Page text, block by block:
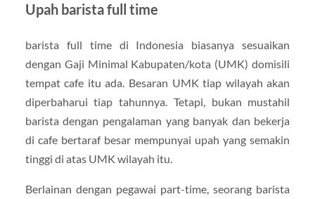
Upah barista full time
barista full time di Indonesia biasanya sesuaikan
dengan Gaji Minimal Kabupaten/kota (UMK) domisili
tempat cafe itu ada. Besaran UMK tiap wilayah akan
diperbaharui tiap tahunnya. Tetapi, bukan mustahil
barista dengan pengalaman yang banyak dan bekerja
di cafe bertaraf besar mempunyai upah yang semakin
tinggi di atas UMK wilayah itu.
Berlainan dengan pegawai part-time, seorang barista